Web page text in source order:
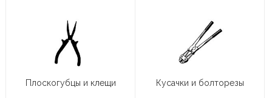
Плоскогубцы и клещи Кусачки и болторезы